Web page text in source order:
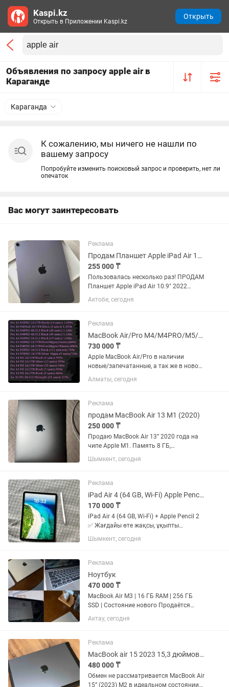
Объявления по запросу apple air в
Караганде
Караганда
К сожалению, мы ничего не нашли по
вашему запросу
Попробуйте изменить поисковый запрос и проверить, нет ли
опечаток
Вас могут заинтересовать
Реклама
Продам Планшет Apple iPad Air 10.9 2022 256Gb Purple
255 000 ₸
Пользовалась несколько раз! ПРОДАМ
Планшет Apple iPad Air 10.9" 2022
256Gb Purple, 100% состояние батареи,
коробка, документы, новое зарядное
Актобе, сегодня
Реклама
MacBook Air/Pro M4/M4PRO/M5/M5PRO
730 000 ₸
Apple MacBook Air/Pro в наличии
новые/запечатанные, а так же в новом
состоянии с минимальным
количеством циклов. Имеются модели
продукция. Рефки/восстановленные/
после...
Алматы, сегодня
Реклама
продам MacBook Air 13 M1 (2020)
250 000 ₸
Продаю MacBook Air 13” 2020 года на
чипе Apple M1. Память 8 ГБ,
накопитель 256 ГБ SSD. В комплекте:
коробка, оригинальный шнур (без
Шымкент, сегодня
Реклама
iPad Air 4 (64 GB, Wi-Fi) Apple Pencil 2
170 000 ₸
iPad Air 4 (64 GB, Wi-Fi) + Apple Pencil 2
✅ Жағдайы өте жақсы, ұқыпты
қолданылған. ✅ Барлық функциялары
толық жұмыс істейді (Touch ID, камера,
жөндеу көрмеген. ✅ Apple...
Шымкент, сегодня
Реклама
Ноутбук
470 000 ₸
MacBook Air M3 | 16 ГБ RAM | 256 ГБ
SSD | Состояние нового Продаётся
MacBook Air 13.6” M3 (2024). 16 ГБ
Unified Memory 256 ГБ SSD Чип Apple
использовался...
Актау, сегодня
Реклама
MacBook air 15 2023 15,3 дюймовый
480 000 ₸
Обмен не рассматривается MacBook Air
15” (2023) M2 в идеальном состоянии
Kaspi.kz
Открыть в Приложении Kaspi.kz
Открыть